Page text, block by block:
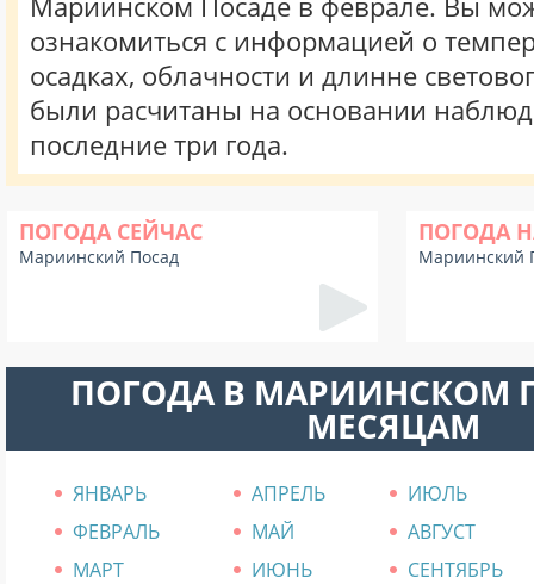
ознакомиться с информацией о
осадках, облачности и длинне
были расчитаны на основании
последние три года.
ПОГОДА СЕЙЧАС
Мариинский Посад
ПОГОДА
Мариинский
ПОГОДА В МАРИИНСКОМ
МЕСЯЦАМ
ЯНВАРЬ АПРЕЛЬ
ИЮЛЬ
ФЕВРАЛЬ
МАЙ
АВГУСТ
МАРТ
ИЮНЬ СЕНТЯБРЬ